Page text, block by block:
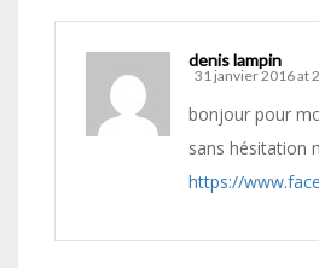
denis lampin
31 janvier 2016 at
bonjour pour
sans hésitation
https://